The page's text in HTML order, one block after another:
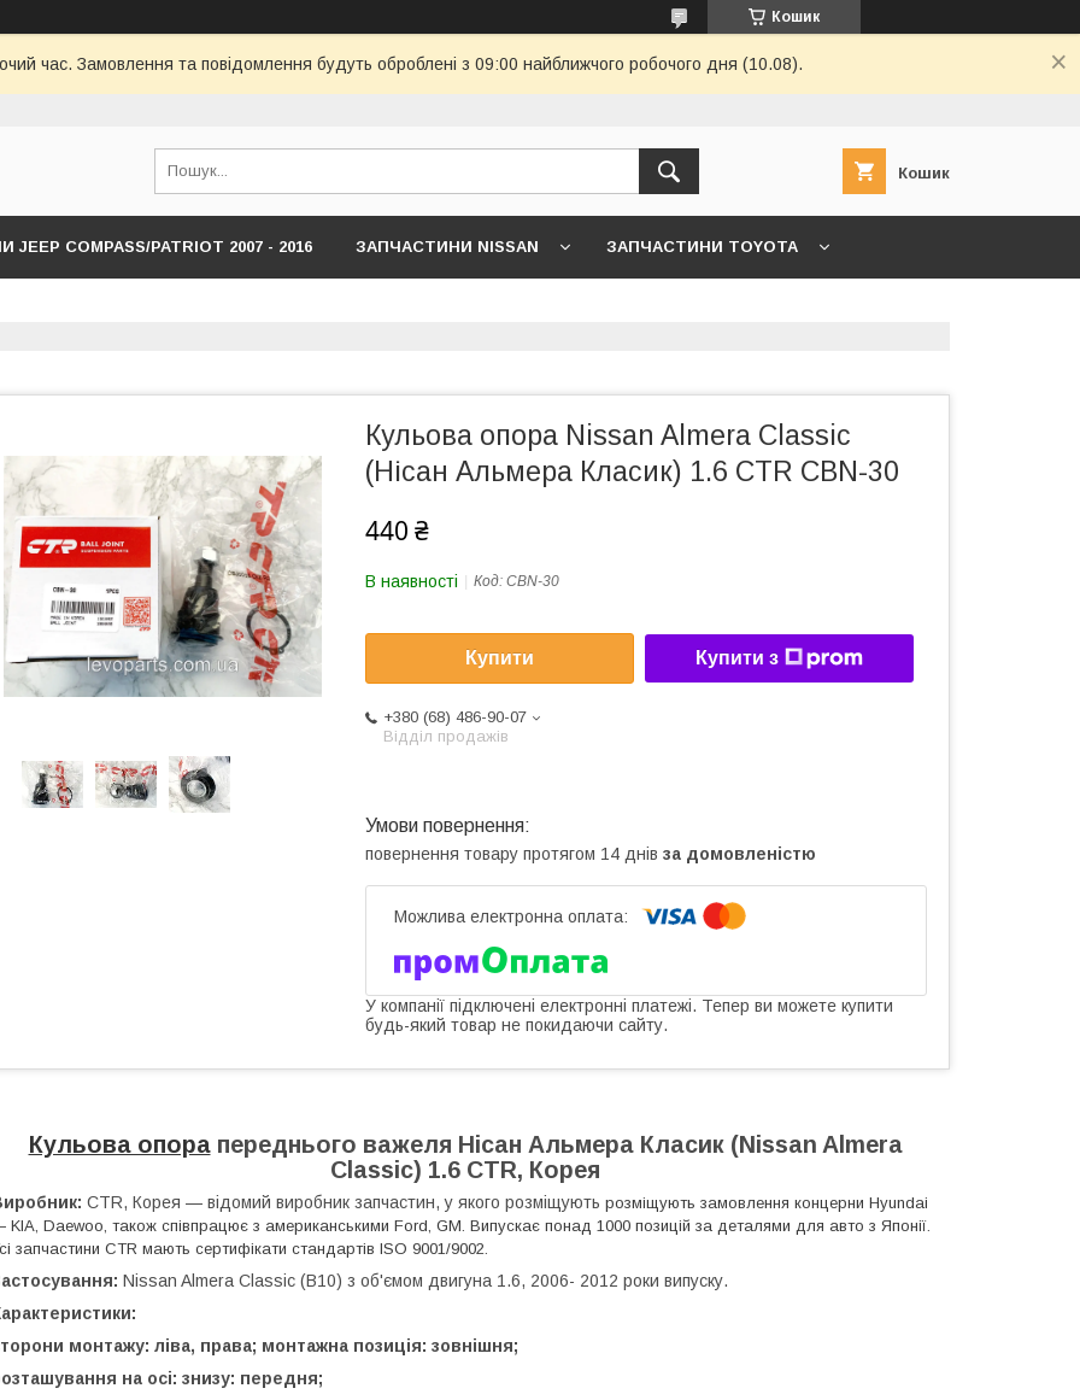
Кошик
час. Замовлення та повідомлення будуть оброблені з 09:00 найближчого робочого дня (10.08).
Кошик
COMPASS/PATRIOT 2007 - 2016 ЗАПЧАСТИНИ NISSAN ЗАПЧАСТИНИ TOYOTA
Кульова опора Nissan Almera Classic
(Нісан Альмера Класик) 1.6 CTR CBN-30
440 ₴
В наявності Код: CBN-30
Купити Купити з
+380 (68) 486-90-07
Відділ продажів
повернення товару протягом 14 днів за домовленістю
У компанії підключені електронні платежі. Тепер ви можете купити
будь-який товар не покидаючи сайту.
Кульова опорапереднього важеля Нісан Альмера Класик (Nissan Almera
Classic) 1.6 CTR, Корея
CTR, Корея — відомий виробник запчастин, у якого розміщують розміщують замовлення концерни Hyundai
KIA, Daewoo, також співпрацює з американськими Ford, GM. Випускає понад 1000 позицій за деталями для авто з Японії.
запчастини CTR мають сертифікати стандартів ISO 9001/9002.
Nissan Almera Classic (B10) з об'ємом двигуна 1.6, 2006- 2012 роки випуску.
монтажу: ліва, права; монтажна позиція: зовнішня;
на осі: знизу: передня;